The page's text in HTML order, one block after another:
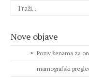
Nove objave
Poziv ženama za
mamografski